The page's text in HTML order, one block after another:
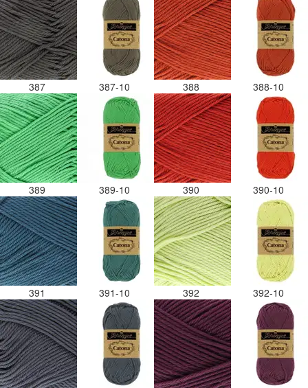
387 387-10 388 388-10
389 389-10 390 390-10
391 391-10 392 392-10